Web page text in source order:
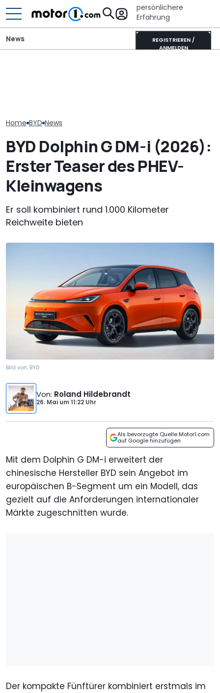
persönlichere
Erfahrung
REGISTRIEREN /
ANMELDEN
News
Home BYD News
BYD Dolphin G DM-i (2026):
Erster Teaser des PHEV-
Kleinwagens
Er soll kombiniert rund 1.000 Kilometer
Reichweite bieten
Bild von: BYD
Von: Roland Hildebrandt
26. Mai um11:22 Uhr
Als bevorzugte Quelle Motor1.com
auf Google hinzufügen
Mit dem Dolphin G DM-i erweitert der
chinesische Hersteller BYD sein Angebot im
europäischen B-Segment um ein Modell, das
gezielt auf die Anforderungen internationaler
Märkte zugeschnitten wurde.
Der kompakte Fünftürer kombiniert erstmals im